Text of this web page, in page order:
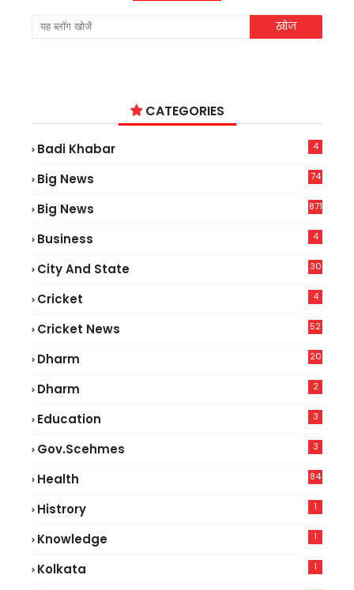
CATEGORIES
Badi Khabar 4
Big News
74
Big News 871
Business 4
City And State 30
Cricket 4
Cricket News
52
Dharm 20
Dharm 2
Education 3
Gov.scehmes 3
Health
84
Histrory 1
Knowledge 1
Kolkata 1